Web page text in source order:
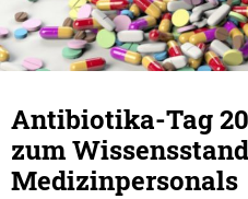
Antibiotika-Tag
zum
Medizinpersonals